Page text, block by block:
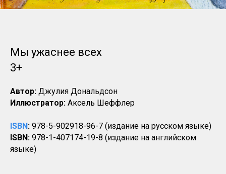
Мы ужаснее всех
3+
Автор: Джулия Дональдсон
Иллюстратор: Аксель Шеффлер
ISBN : 978-5-902918-96-7 (издание на русском языке)
ISBN: 978-1-407174-19-8 (издание на английском
языке)